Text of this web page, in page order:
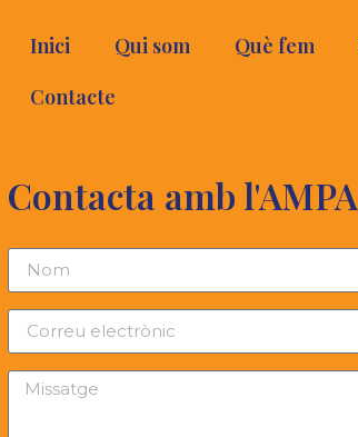
Inici Qui som Què fem
Contacte
Contacta amb l'AMPA